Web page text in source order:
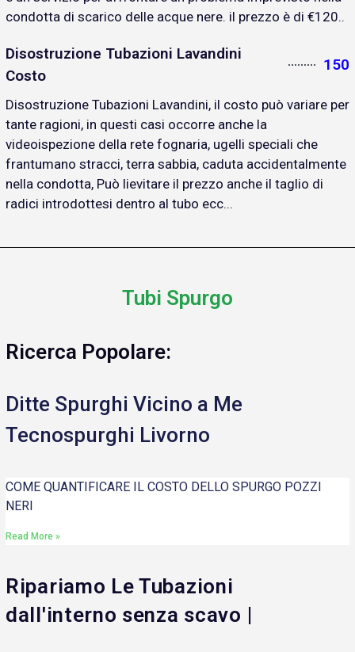
condotta di scarico delle acque nere. il prezzo è di €120..
Disostruzione Tubazioni Lavandini
Costo
150
Disostruzione Tubazioni Lavandini, il costo può variare per
tante ragioni, in questi casi occorre anche la
videoispezione della rete fognaria, ugelli speciali che
frantumano stracci, terra sabbia, caduta accidentalmente
nella condotta, Può lievitare il prezzo anche il taglio di
radici introdottesi dentro al tubo ecc...
Tubi Spurgo
Ricerca Popolare:
Ditte Spurghi Vicino a Me
Tecnospurghi Livorno
COME QUANTIFICARE IL COSTO DELLO SPURGO POZZI
NERI
Read More »
Ripariamo Le Tubazioni
dall'interno senza scavo |